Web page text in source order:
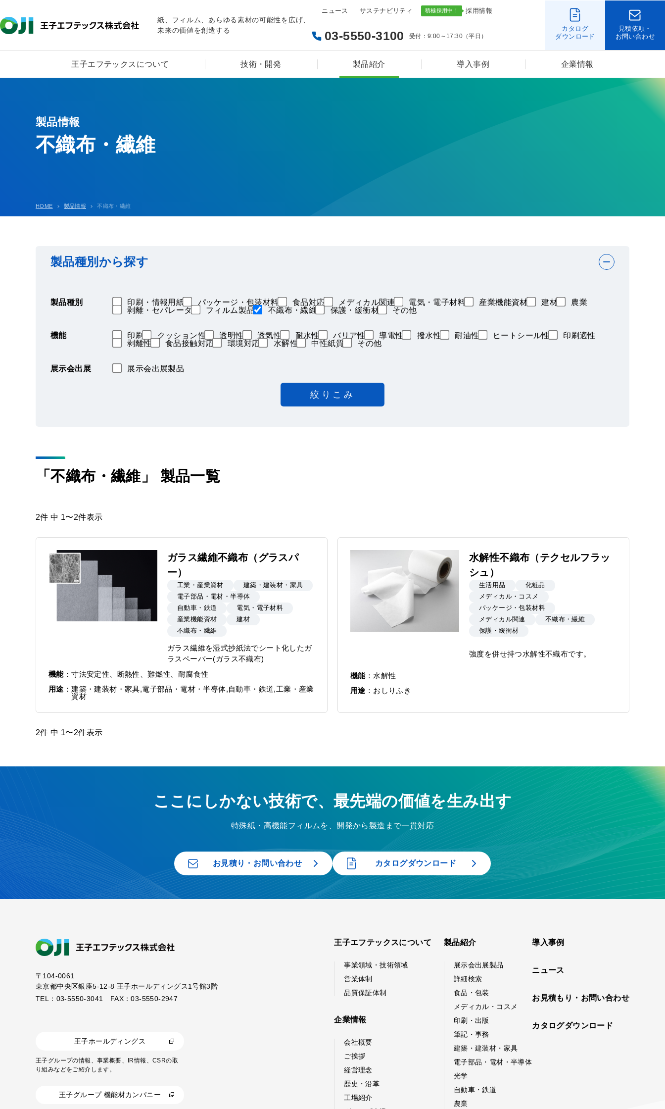
紙、フィルム、あらゆる素材の可能性を広げ、
未来の価値を創造する
ニュース サステナビリティ 採用情報
03-5550-3100 受付：9:00～17:30（平日）
カタログ
ダウンロード
見積依頼・
お問い合わせ
王子エフテックスについて 技術・開発 製品紹介 導入事例 企業情報
製品情報
不織布・繊維
HOME 製品情報 不織布・繊維
製品種別から探す
製品種別 印刷・情報用紙 パッケージ・包装材料 食品対応 メディカル関連 電気・電子材料 産業機能資材 建材
農業
剥離・セパレータ
フィルム製品 不織布・繊維 保護・緩衝材 その他
機能 印刷 クッション性 透明性 透気性 耐水性 バリア性 導電性 撥水性 耐油性 ヒートシール性
印刷適性
剥離性
食品接触対応 環境対応 水解性 中性紙質 その他
展示会出展 展示会出展製品
絞りこみ
「不織布・繊維」 製品一覧
2件 中 1〜2件表示
ガラス繊維不織布（グラスパ
ー）
工業・産業資材
建築・建装材・家具
電子部品・電材・半導体
自動車・鉄道
電気・電子材料
産業機能資材
建材
不織布・繊維
ガラス繊維を湿式抄紙法でシート化したガ
ラスペーパー(ガラス不織布)
機能
寸法安定性、断熱性、難燃性、耐腐食性
用途
建築・建装材・家具,電子部品・電材・半導体,自動車・鉄道,工業・産業
資材
水解性不織布（テクセルフラッ
シュ）
生活用品
化粧品
メディカル・コスメ
パッケージ・包装材料
メディカル関連
不織布・繊維
保護・緩衝材
強度を併せ持つ水解性不織布です。
機能
水解性
用途
おしりふき
2件 中 1〜2件表示
ここにしかない技術で、最先端の価値を生み出す
特殊紙・高機能フィルムを、開発から製造まで一貫対応
お見積り・お問い合わせ カタログダウンロード
〒104-0061
東京都中央区銀座5-12-8 王子ホールディングス1号館3階
TEL：03-5550-3041 FAX：03-5550-2947
王子ホールディングス
王子グループの情報、事業概要、IR情報、CSRの取
り組みなどをご紹介します。
王子グループ 機能材カンパニー
王子エフテックスについて
事業領域・技術領域
営業体制
品質保証体制
企業情報
会社概要
ご挨拶
経営理念
歴史・沿革
工場紹介
製品紹介
展示会出展製品
詳細検索
食品・包装
メディカル・コスメ
印刷・出版
筆記・事務
建築・建装材・家具
電子部品・電材・半導体
光学
自動車・鉄道
農業
導入事例
ニュース
お見積もり・お問い合わせ
カタログダウンロード